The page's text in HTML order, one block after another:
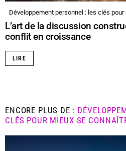
Développement personnel : les clés
L’art de la discussion
conflit en croissance
LIRE
ENCORE PLUS DE :
CLÉS POUR MIEUX SE